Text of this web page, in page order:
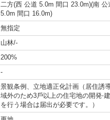
二方(西 公道 5.0m 間口 23.0m)(南 公
5.0m 間口 16.0m)
無指定
山林/-
200%
-
景観条例、立地適正化計画（居住誘
域外のため3⼾以上の住宅地の開発‧
を⾏う場合は届出が必要です。）